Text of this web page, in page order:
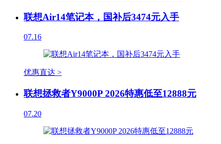
联想Air14笔记本，国补后3474元入手
07.16
优惠直达 >
联想拯救者Y9000P 2026特惠低至12888元
07.20